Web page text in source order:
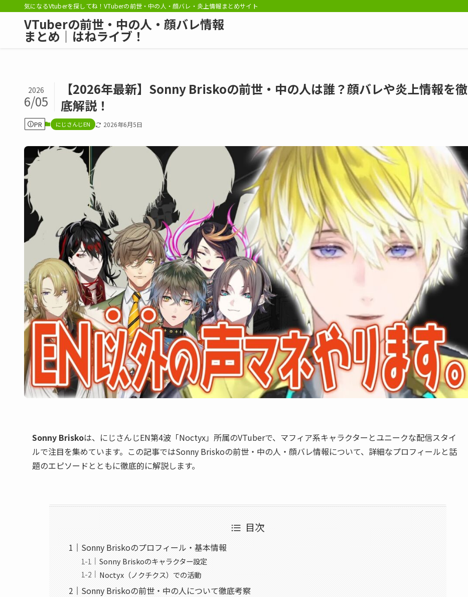
気になるVtuberを探してね！VTuberの前世・中の人・顔バレ・炎上情報まとめサイト
VTuberの前世・中の人・顔バレ情報
まとめ｜はねライブ！
【2026年最新】Sonny Briskoの前世・中の人は誰？顔バレや炎上情報を徹
底解説！
2026
6/05
PR にじさんじEN 2026年6月5日
Sonny Briskoは、にじさんじEN第4波「Noctyx」所属のVTuberで、マフィア系キャラクターとユニークな配信スタイ
ルで注目を集めています。この記事ではSonny Briskoの前世・中の人・顔バレ情報について、詳細なプロフィールと話
題のエピソードとともに徹底的に解説します。
目次
Sonny Briskoのプロフィール・基本情報
Sonny Briskoのキャラクター設定
Noctyx（ノクチクス）での活動
Sonny Briskoの前世・中の人について徹底考察